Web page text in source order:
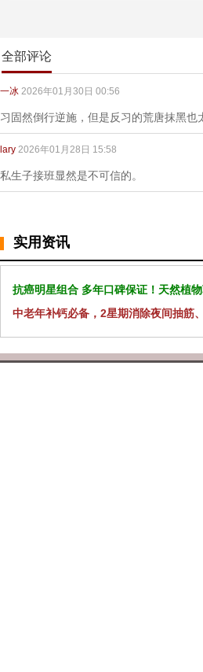
全部评论
一冰 2026年01月30日 00:56
习固然倒行逆施，但是反习的荒唐抹黑也
lary 2026年01月28日 15:58
私生子接班显然是不可信的。
实用资讯
抗癌明星组合 多年口碑保证！天然植
中老年补钙必备，2星期消除夜间抽筋